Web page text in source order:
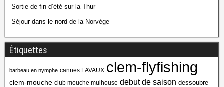
Sortie de fin d’été sur la Thur
Séjour dans le nord de la Norvège
Étiquettes
barbeau en nymphe cannes LAVAUX clem-flyfishing
clem-mouche club mouche mulhouse debut de saison dessoubre